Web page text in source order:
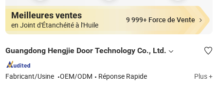
Meilleures ventes
en Joint d'Étanchéité à l'Huile
9 999+ Force de Vente
Guangdong Hengjie Door Technology Co., Ltd.
Fabricant/Usine OEM/ODM Réponse Rapide Plus +